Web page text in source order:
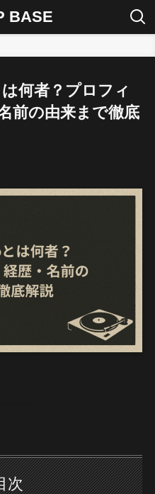
BASE
何者？プロフィ
前の由来まで徹底
次